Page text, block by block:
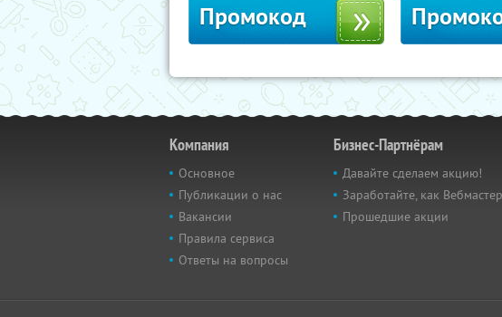
Промокод
Компания
Основное
Публикации о нас
Вакансии
Правила сервиса
Ответы на вопросы
Бизнес-Партнёрам
Давайте сделаем акцию!
Заработайте, как Вебмастер
Прошедшие акции